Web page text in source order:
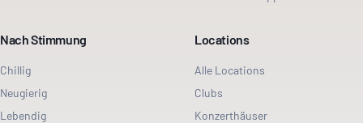
Nach Stimmung
Chillig
Neugierig
Lebendig
Locations
Alle Locations
Clubs
Konzerthäuser